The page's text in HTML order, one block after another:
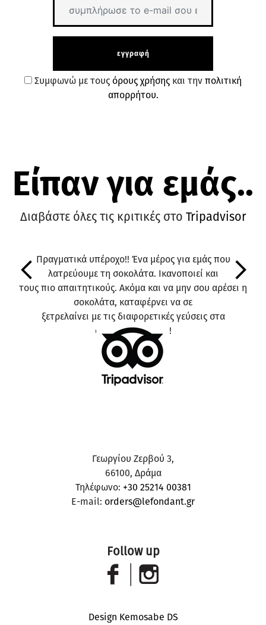
εγγραφή
Συμφωνώ με τους όρους χρήσης και την πολιτική
απορρήτου.
Είπαν για εμάς..
Διαβάστε όλες τις κριτικές στο Tripadvisor
Πραγματικά υπέροχο!! Ένα μέρος για εμάς που
λατρεύουμε τη σοκολάτα. Ικανοποιεί και
τους πιο απαιτητικούς. Ακόμα και να μην σου αρέσει η
σοκολάτα, καταφέρνει να σε
ξετρελαίνει με τις διαφορετικές γεύσεις στα
σοκολατάκια του!!
Previous
Γεωργίου Ζερβού 3,
66100, Δράμα
Τηλέφωνο: +30 25214 00381
E-mail: orders@lefondant.gr
Follow up
Design Kemosabe DS